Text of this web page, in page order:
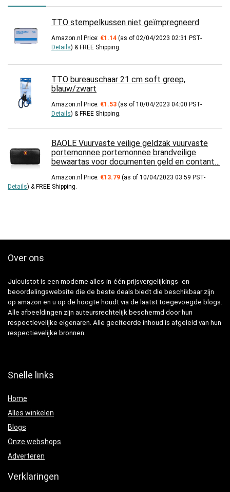
TTO stempelkussen niet geïmpregneerd
Amazon.nl Price: €1.14 (as of 02/04/2023 02:31 PST-
Details) & FREE Shipping.
TTO bureauschaar 21 cm soft greep,
blauw/zwart
Amazon.nl Price: €1.53 (as of 10/04/2023 04:00 PST-
Details) & FREE Shipping.
BAOLE Vuurvaste veilige geldzak vuurvaste
portemonnee portemonnee brandveilige
bewaartas voor documenten geld en contant…
Amazon.nl Price: €13.79 (as of 10/04/2023 03:59 PST-
Details) & FREE Shipping.
Over ons
Julcuistot is een moderne alles-in-één prijsvergelijkings- en
beoordelingswebsite die de beste deals biedt die beschikbaar zijn
op amazon en u op de hoogte houdt via de laatst toegevoegde blogs.
Alle afbeeldingen zijn auteursrechtelijk beschermd door hun
respectievelijke eigenaren. Alle geciteerde inhoud is afgeleid van hun
respectievelijke bronnen.
Snelle links
Home
Alles winkelen
Blogs
Onze webshops
Adverteren
Verklaringen